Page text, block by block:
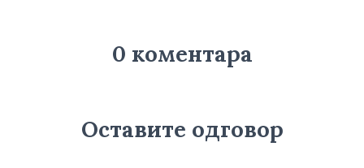
0 коментара
Оставите одговор